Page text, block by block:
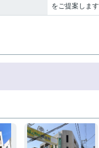
をご提案します